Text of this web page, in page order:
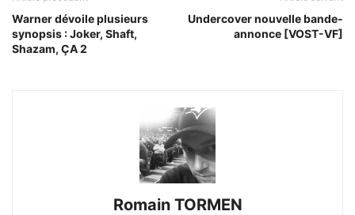
Warner dévoile plusieurs
synopsis : Joker, Shaft,
Shazam, ÇA 2
Undercover nouvelle bande-
annonce [VOST-VF]
Romain TORMEN